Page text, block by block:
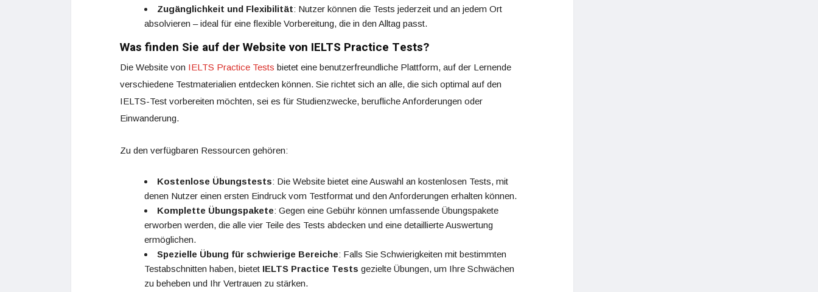
Zugänglichkeit und Flexibilität: Nutzer können die Tests jederzeit und an jedem Ort
absolvieren – ideal für eine flexible Vorbereitung, die in den Alltag passt.
Was finden Sie auf der Website von IELTS Practice Tests?
Die Website von IELTS Practice Tests bietet eine benutzerfreundliche Plattform, auf der Lernende
verschiedene Testmaterialien entdecken können. Sie richtet sich an alle, die sich optimal auf den
IELTS-Test vorbereiten möchten, sei es für Studienzwecke, berufliche Anforderungen oder
Einwanderung.
Zu den verfügbaren Ressourcen gehören:
Kostenlose Übungstests: Die Website bietet eine Auswahl an kostenlosen Tests, mit
denen Nutzer einen ersten Eindruck vom Testformat und den Anforderungen erhalten können.
Komplette Übungspakete: Gegen eine Gebühr können umfassende Übungspakete
erworben werden, die alle vier Teile des Tests abdecken und eine detaillierte Auswertung
ermöglichen.
Spezielle Übung für schwierige Bereiche: Falls Sie Schwierigkeiten mit bestimmten
Testabschnitten haben, bietet IELTS Practice Tests gezielte Übungen, um Ihre Schwächen
zu beheben und Ihr Vertrauen zu stärken.